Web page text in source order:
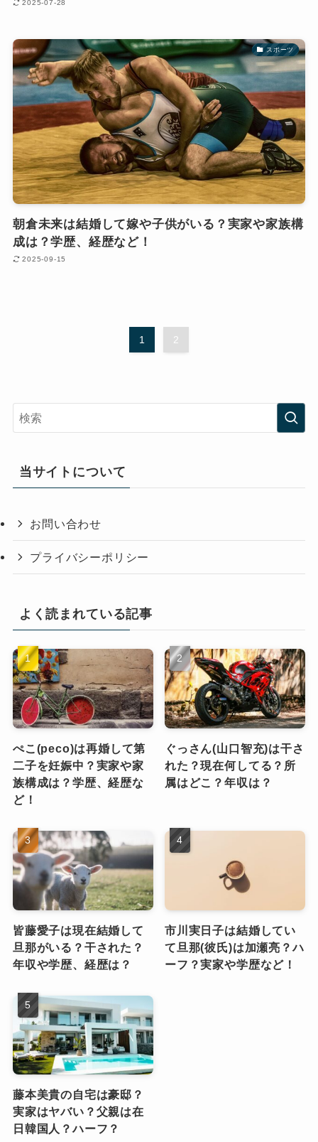
2025-07-28
スポーツ
朝倉未来は結婚して嫁や子供がいる？実家や家族構
成は？学歴、経歴など！
2025-09-15
1 2
当サイトについて
お問い合わせ
プライバシーポリシー
よく読まれている記事
ぺこ(peco)は再婚して第
二子を妊娠中？実家や家
族構成は？学歴、経歴な
ど！
ぐっさん(山口智充)は干さ
れた？現在何してる？所
属はどこ？年収は？
皆藤愛子は現在結婚して
旦那がいる？干された？
年収や学歴、経歴は？
市川実日子は結婚してい
て旦那(彼氏)は加瀬亮？ハ
ーフ？実家や学歴など！
藤本美貴の自宅は豪邸？
実家はヤバい？父親は在
日韓国人？ハーフ？